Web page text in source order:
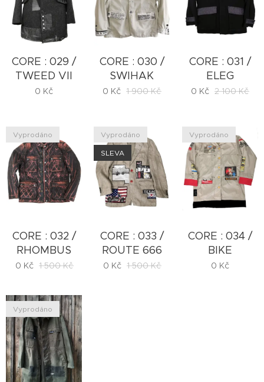
CORE : 029 /
TWEED VII
0 Kč
CORE : 030 /
SWIHAK
0 Kč 1 900Kč
CORE : 031 /
ELEG
0 Kč 2 100Kč
CORE : 032 /
RHOMBUS
Vyprodáno
0 Kč 1 500Kč
CORE : 033 /
ROUTE 666
Vyprodáno
SLEVA
0 Kč 1 500Kč
CORE : 034 /
BIKE
Vyprodáno
0 Kč
Vyprodáno